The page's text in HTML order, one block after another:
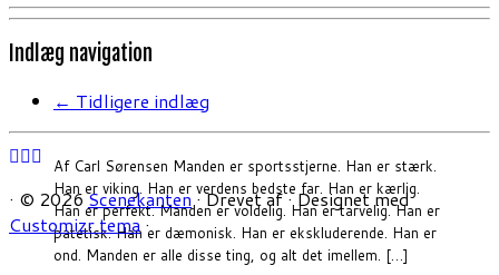
Af Carl Sørensen Manden er sportsstjerne. Han er stærk.
Han er viking. Han er verdens bedste far. Han er kærlig.
Han er perfekt. Manden er voldelig. Han er tarvelig. Han er
patetisk. Han er dæmonisk. Han er ekskluderende. Han er
ond. Manden er alle disse ting, og alt det imellem. […]
Indlæg navigation
← Tidligere indlæg
· © 2026 Scenekanten·Drevet af ·Designet med
Customizr tema ·